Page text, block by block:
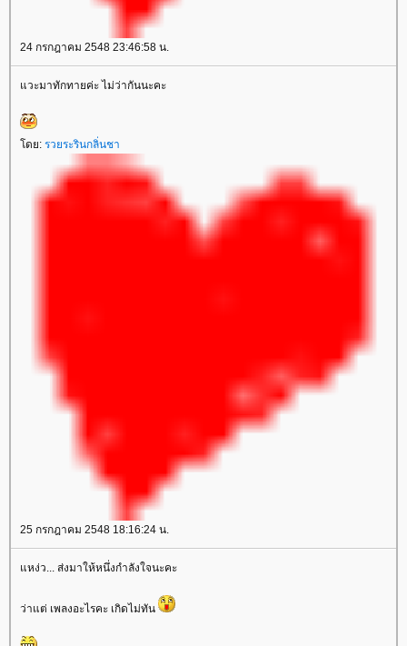
24 กรกฎาคม 2548 23:46:58 น.
วะมาทักทายค่ะ ไม่ว่ากันนะคะ
ดย: รวยระรินกลิ่นชา
25 กรกฎาคม 2548 18:16:24 น.
หง่ว... ส่งมาให้หนึ่งกำลังใจนะคะ
ว่าแต่ เพลงอะไรคะ เกิดไม่ทัน